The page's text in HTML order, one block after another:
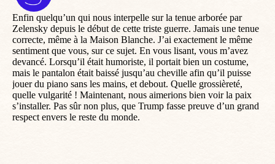
Enfin quelqu’un qui nous interpelle sur la tenue arborée par
Zelensky depuis le début de cette triste guerre. Jamais une tenue
correcte, même à la Maison Blanche. J’ai exactement le même
sentiment que vous, sur ce sujet. En vous lisant, vous m’avez
devancé. Lorsqu’il était humoriste, il portait bien un costume,
mais le pantalon était baissé jusqu’au cheville afin qu’il puisse
jouer du piano sans les mains, et debout. Quelle grossièreté,
quelle vulgarité ! Maintenant, nous aimerions bien voir la paix
s’installer. Pas sûr non plus, que Trump fasse preuve d’un grand
respect envers le reste du monde.